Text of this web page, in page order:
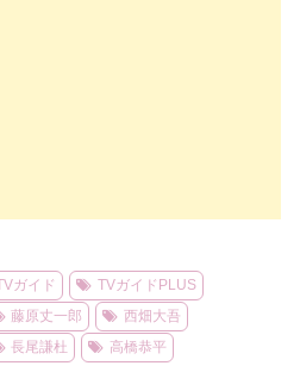
ガイド
TVガイドPLUS
藤原丈一郎
西畑大吾
長尾謙杜 高橋恭平